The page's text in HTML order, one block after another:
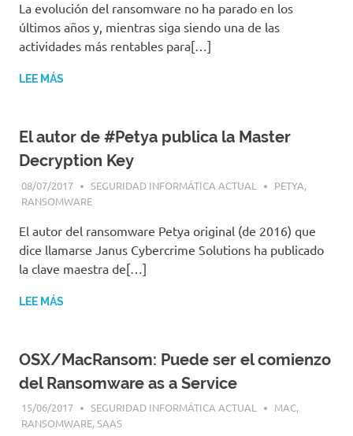
La evolución del ransomware no ha parado en los
últimos años y, mientras siga siendo una de las
actividades más rentables para[…]
LEE MÁS
El autor de #Petya publica la Master
Decryption Key
08/07/2017 SEGURIDAD INFORMÁTICA ACTUAL PETYA,
RANSOMWARE
El autor del ransomware Petya original (de 2016) que
dice llamarse Janus Cybercrime Solutions ha publicado
la clave maestra de[…]
LEE MÁS
OSX/MacRansom: Puede ser el comienzo
del Ransomware as a Service
15/06/2017 SEGURIDAD INFORMÁTICA ACTUAL MAC,
RANSOMWARE,SAAS